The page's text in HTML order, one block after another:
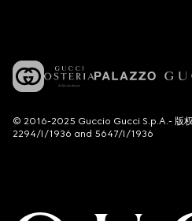
© 2016-2025 Guccio Gucci S.p.A.- 版
2294/I/1936 and 5647/I/1936